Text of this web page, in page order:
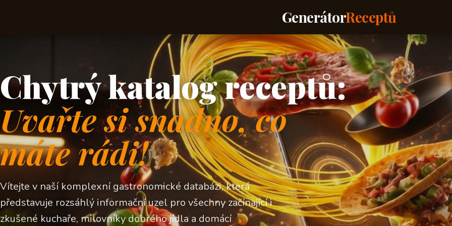
GenerátorReceptů
Chytrý katalog receptů:
Uvařte si snadno, co
máte rádi!
Vítejte v naší komplexní gastronomické databázi, která
představuje rozsáhlý informační uzel pro všechny začínající i
zkušené kuchaře, milovníky dobrého jídla a domácí